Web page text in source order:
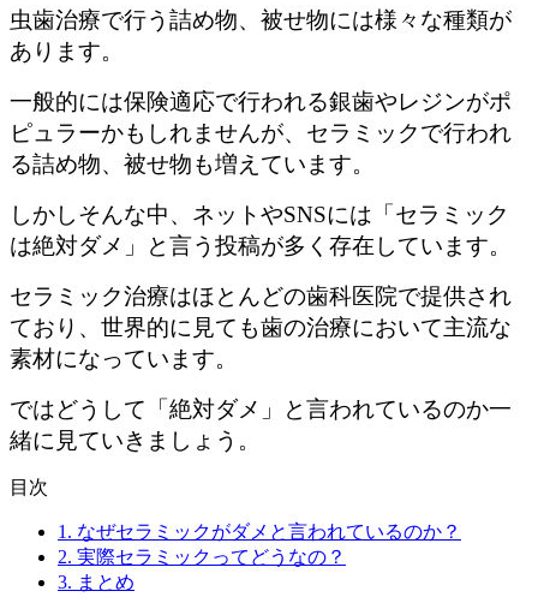
虫歯治療で行う詰め物、被せ物には様々な種類が
あります。
一般的には保険適応で行われる銀歯やレジンがポ
ピュラーかもしれませんが、セラミックで行われ
る詰め物、被せ物も増えています。
しかしそんな中、ネットやSNSには「セラミック
は絶対ダメ」と言う投稿が多く存在しています。
セラミック治療はほとんどの歯科医院で提供され
ており、世界的に見ても歯の治療において主流な
素材になっています。
ではどうして「絶対ダメ」と言われているのか一
緒に見ていきましょう。
目次
1. なぜセラミックがダメと言われているのか？
2. 実際セラミックってどうなの？
3. まとめ